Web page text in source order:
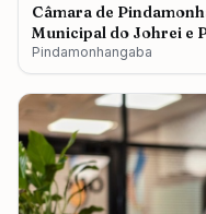
Câmara de
Municipal do Johrei e
Pindamonhangaba